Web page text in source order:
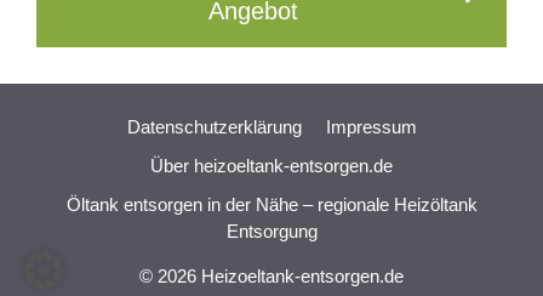
Angebot
Datenschutzerklärung
Impressum
Über heizoeltank-entsorgen.de
Öltank entsorgen in der Nähe – regionale Heizöltank
Entsorgung
© 2026 Heizoeltank-entsorgen.de